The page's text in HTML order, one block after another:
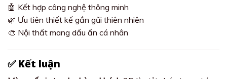
🤖 Kết hợp công nghệ thông minh
🌿 Ưu tiên thiết kế gần gũi thiên nhiên
🎨 Nội thất mang dấu ấn cá nhân
✅ Kết luận